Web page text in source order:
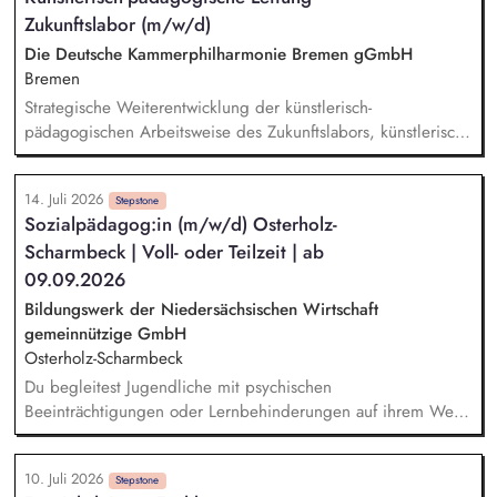
Dokumentation des Förderverlaufes Bewerbungsunterstützung
Stabilisierung der Teilnehmer*innen nach Aufnahme einer
Beschäftigung
Zukunftslabor (m/w/d)
Die Deutsche Kammerphilharmonie Bremen gGmbH
Bremen
Strategische Weiterentwicklung der künstlerisch-
pädagogischen Arbeitsweise des Zukunftslabors, künstlerisch-
pädagogische Entwicklung, Planung und Leitung der
Formate, insbesondere des Club 443 Hz und der Stadtteil-
Oper, Weiterentwicklung und Pflege des Netzwerkes mit
Schulen, Institutionen und Partnern, Repräsentation des
›Zukunftslabor‹ auf Fachveranstaltungen und Symposien.
14. Juli 2026 Stepstone
Sozialpädagog:in (m/w/d) Osterholz-
Scharmbeck | Voll- oder Teilzeit | ab
09.09.2026
Bildungswerk der Niedersächsischen Wirtschaft
gemeinnützige GmbH
Osterholz-Scharmbeck
Du begleitest Jugendliche mit psychischen
Beeinträchtigungen oder Lernbehinderungen auf ihrem Weg
in eine Ausbildung in unserer Berufsvorbereitenden
Bildungsmaßnahme für Rehabilitanden. Du unterstützt deine
Teilnehmenden praktisch im täglichen Umgang mit ihren
10. Juli 2026 Stepstone